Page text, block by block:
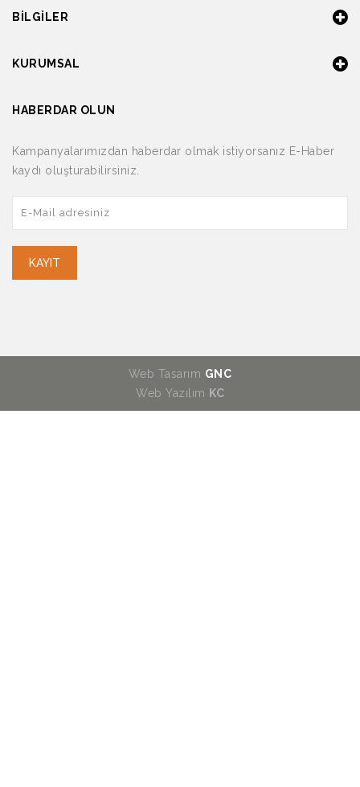
BILGILER
KURUMSAL
HABERDAR OLUN
Kampanyalarımızdan haberdar olmak istiyorsanız E-Haber
kaydı oluşturabilirsiniz.
KAYIT
Web Tasarım GNC
Web Yazılım KC